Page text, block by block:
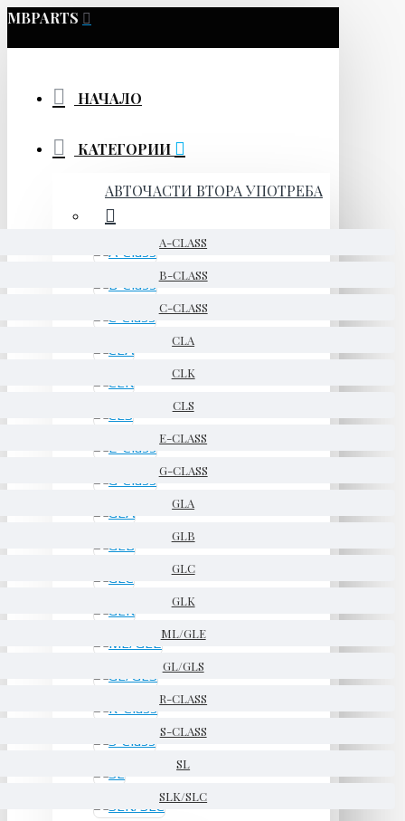
MBPARTS
НАЧАЛО
КАТЕГОРИИ
АВТОЧАСТИ ВТОРА УПОТРЕБА
A-CLASS
B-CLASS
C-CLASS
CLA
CLK
CLS
E-CLASS
G-CLASS
GLA
GLB
GLC
GLK
ML/GLE
GL/GLS
R-CLASS
S-CLASS
SL
SLK/SLC